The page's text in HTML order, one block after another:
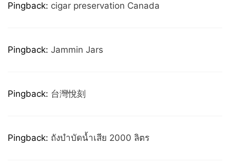
Pingback: cigar preservation Canada
Pingback: Jammin Jars
Pingback: 台灣悅刻
Pingback: ถังบำบัดน้ำเสีย 2000 ลิตร